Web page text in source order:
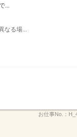
る場...
お仕事No.：